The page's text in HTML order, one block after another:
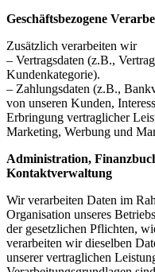
Geschäftsbezogene
Zusätzlich verarbeiten wir
– Vertragsdaten (z.B.,
Kundenkategorie).
– Zahlungsdaten (z.B.,
von unseren Kunden,
Erbringung vertraglicher
Marketing, Werbung und
Administration,
Kontaktverwaltung
Wir verarbeiten Daten im
Organisation unseres
der gesetzlichen Pflichten,
verarbeiten wir dieselben
unserer vertraglichen